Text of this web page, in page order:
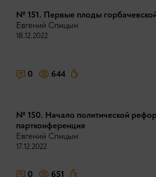
№ 151. Первые плоды
Евгений Спицын
18.12.2022
0 644
№ 150. Начало политической
партконференция
Евгений Спицын
17.12.2022
0 651